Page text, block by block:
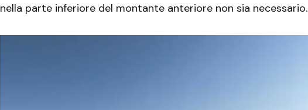
nella parte inferiore del montante anteriore non sia necessario.